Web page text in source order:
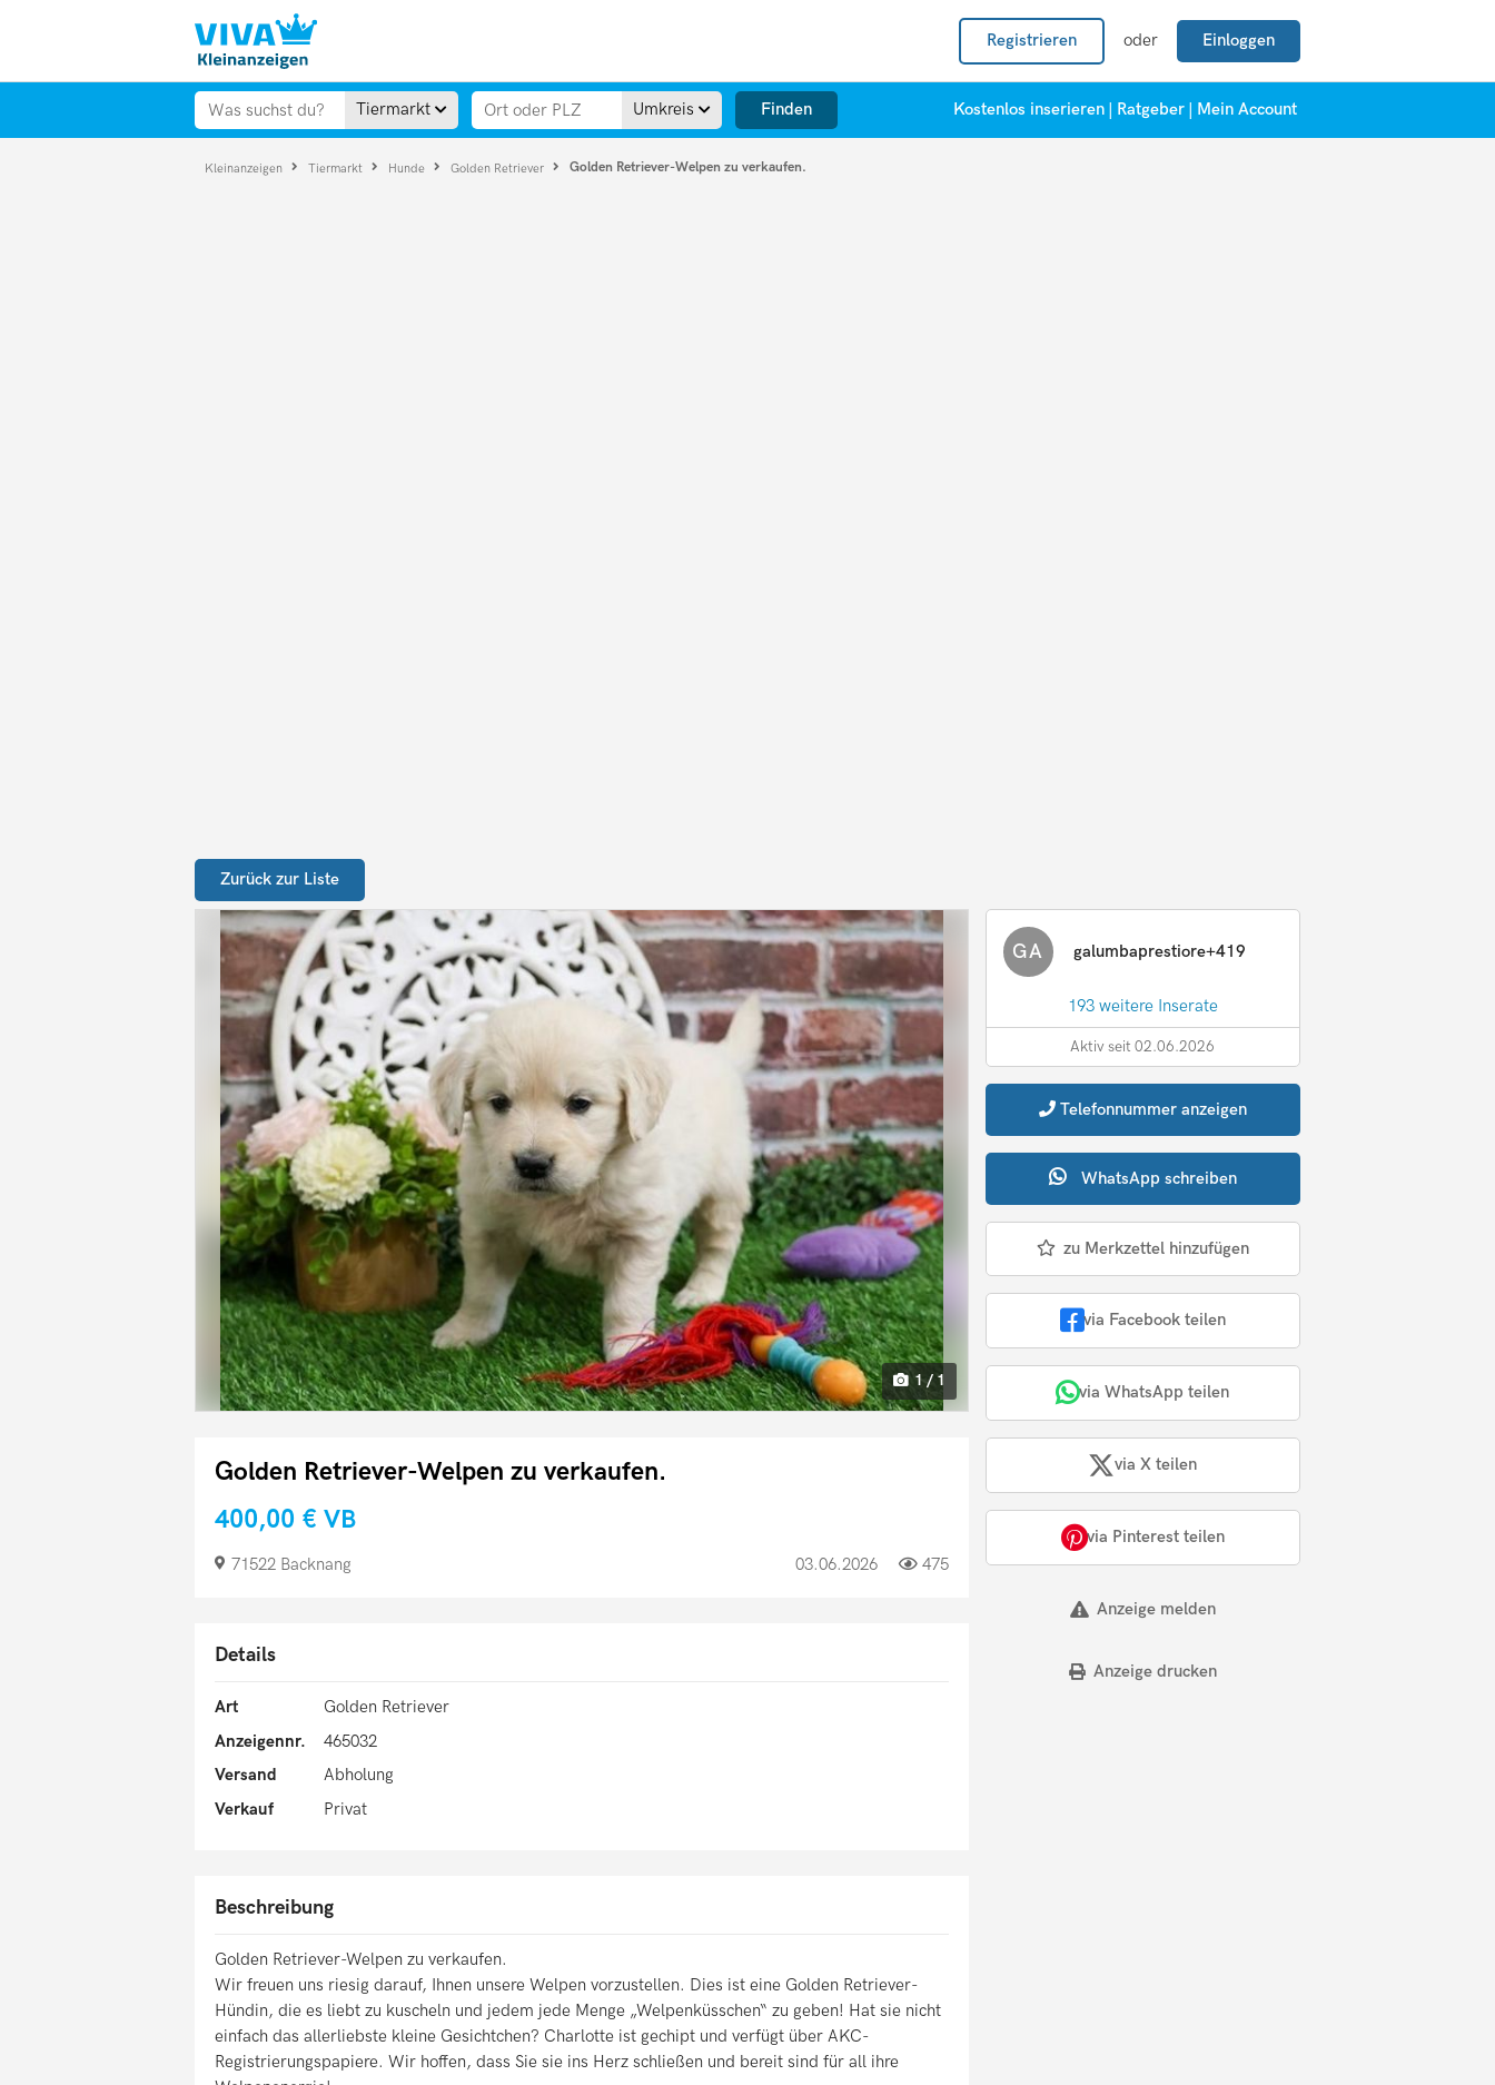
Registrieren oder Einloggen
Tiermarkt Umkreis Finden Kostenlos inserieren Ratgeber Mein Account
Kleinanzeigen Tiermarkt Hunde Golden Retriever Golden Retriever-Welpen zu verkaufen.
Zurück zur Liste
1 / 1
Golden Retriever-Welpen zu verkaufen.
400,00 € VB
71522 Backnang 03.06.2026 475
Details
Art
Golden Retriever
Anzeigennr.
465032
Versand
Abholung
Verkauf
Privat
Beschreibung
Golden Retriever-Welpen zu verkaufen.
Wir freuen uns riesig darauf, Ihnen unsere Welpen vorzustellen. Dies ist eine Golden Retriever-
Hündin, die es liebt zu kuscheln und jedem jede Menge „Welpenküsschen“ zu geben! Hat sie nicht
einfach das allerliebste kleine Gesichtchen? Charlotte ist gechipt und verfügt über AKC-
Registrierungspapiere. Wir hoffen, dass Sie sie ins Herz schließen und bereit sind für all ihre
GA galumbaprestiore+419
193 weitere Inserate
Aktiv seit 02.06.2026
Telefonnummer anzeigen
WhatsApp schreiben
zu Merkzettel hinzufügen
via Facebook teilen
via WhatsApp teilen
via X teilen
via Pinterest teilen
Anzeige melden
Anzeige drucken